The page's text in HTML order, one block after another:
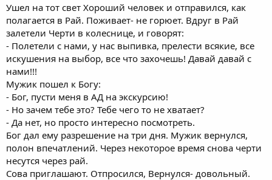
Ушел на тот свет Хороший человек и отправился, как
полагается в Рай. Поживает- не горюет. Вдруг в Рай
залетели Черти в колеснице, и говорят:
- Полетели с нами, у нас выпивка, прелести всякие, все
искушения на выбор, все что захочешь! Давай давай с
нами!!!
Мужик пошел к Богу:
- Бог, пусти меня в АД на экскурсию!
- Но зачем тебе это? Тебе чего то не хватает?
- Да нет, но просто интересно посмотреть.
Бог дал ему разрешение на три дня. Мужик вернулся,
полон впечатлений. Через некоторое время снова черти
несутся через рай.
Сова приглашают. Отпросился, Вернулся- довольный.